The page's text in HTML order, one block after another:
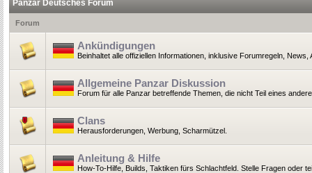
Panzar Deutsches Forum
Forum
Ankündigungen
Beinhaltet alle offiziellen Informationen, inklusive Forumregeln,
Allgemeine Panzar Diskussion
Forum für alle Panzar betreffende Themen, die nicht Teil eines
Clans
Herausforderungen, Werbung, Scharmützel.
Anleitung & Hilfe
How-To-Hilfe, Builds, Taktiken fürs Schlachtfeld. Stelle Fragen oder